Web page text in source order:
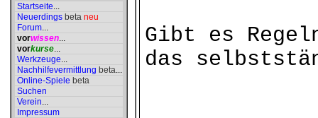
Startseite...
Neuerdings beta neu
Forum...
vorwissen...
vorkurse...
Werkzeuge...
Nachhilfevermittlung beta...
Online-Spiele beta
Suchen
Verein...
Impressum
Gibt es
das